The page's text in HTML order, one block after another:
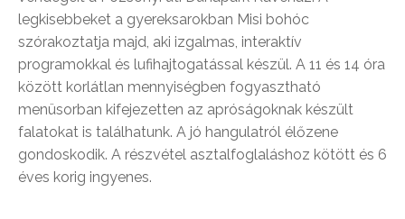
legkisebbeket a gyereksarokban Misi bohóc
szórakoztatja majd, aki izgalmas, interaktív
programokkal és lufihajtogatással készül. A 11 és 14 óra
között korlátlan mennyiségben fogyasztható
menüsorban kifejezetten az apróságoknak készült
falatokat is találhatunk. A jó hangulatról élőzene
gondoskodik. A részvétel asztalfoglaláshoz kötött és 6
éves korig ingyenes.